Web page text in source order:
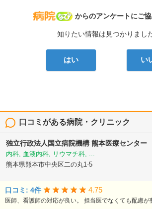
病院なび
からのアンケートにご協
知りたい情報は見つかりまし
はい い
口コミがある病院・クリニック
独立行政法人国立病院機構熊本医療センター
内科, 血液内科, リウマチ科, ...
熊本県熊本市中央区二の丸1-5
口コミ: 4件 4.75
医師、看護師の対応が良い。 担当医でなくても配慮が